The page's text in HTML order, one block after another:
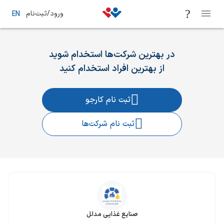
ورود/ثبت‌نام EN
در بهترین شرکت‌ها استخدام شوید
از بهترین افراد استخدام کنید
ثبت نام کارجو
ثبت نام شرکت‌ها
صنایع غذایی مدلل